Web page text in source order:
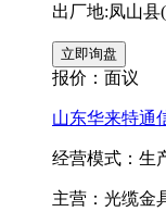
出厂地:凤山县
报价： 面议
山东华来特通
经营模式：生
主营：光缆金